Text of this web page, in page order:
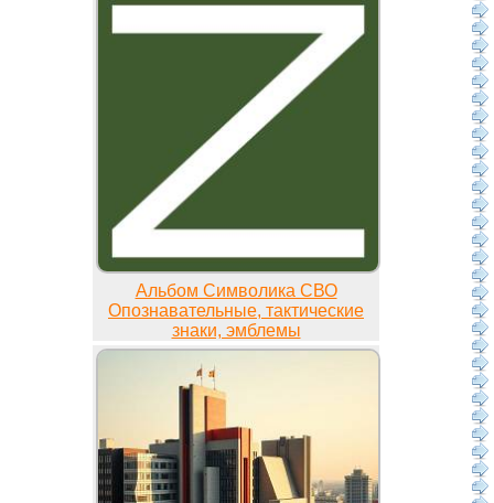
Альбом Символика СВО
Опознавательные, тактические
знаки, эмблемы